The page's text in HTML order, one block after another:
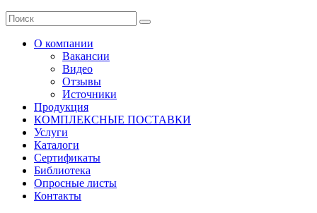
О компании
Вакансии
Видео
Отзывы
Источники
Продукция
КОМПЛЕКСНЫЕ ПОСТАВКИ
Услуги
Каталоги
Сертификаты
Библиотека
Опросные листы
Контакты